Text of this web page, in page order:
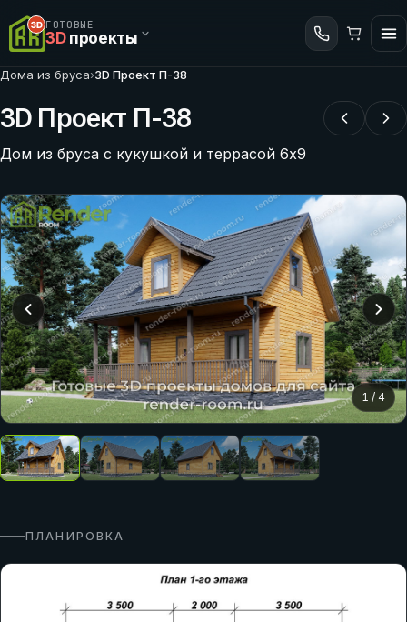
ГОТОВЫЕ
3Dпроекты
Дома из бруса›3D Проект П-38
3D Проект П-38
Дом из бруса с кукушкой и террасой 6х9
1 / 4
ПЛАНИРОВКА